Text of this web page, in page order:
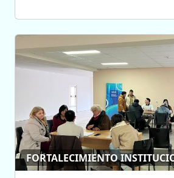
FORTALECIMIENTO